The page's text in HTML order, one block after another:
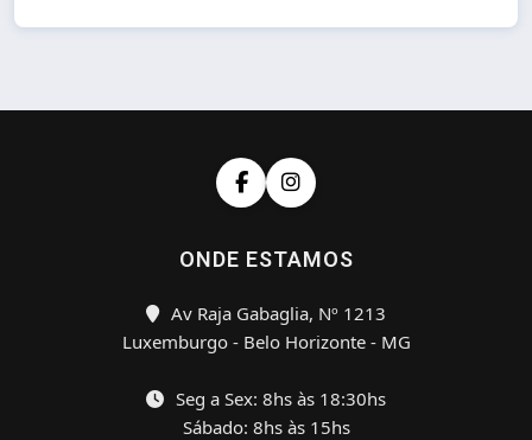
ONDE ESTAMOS
Av Raja Gabaglia, Nº 1213
Luxemburgo - Belo Horizonte - MG
Seg a Sex: 8hs às 18:30hs
Sábado: 8hs às 15hs